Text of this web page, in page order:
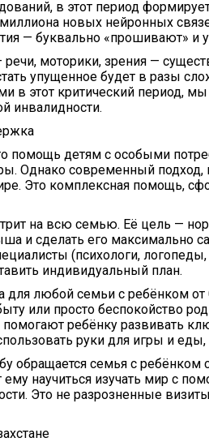
сфера
в этот период
новых нейронных
— буквально «прошивают» и
моторики, зрения —
упущенное будет в разы
в этот критический период,
инвалидности.
помощь детям с особыми
Однако современный подход,
Это комплексная помощь,
на всю семью. Её цель —
и сделать его максимально
(психологи,
индивидуальный план.
любой семьи с ребёнком от
или просто беспокойство
ребёнку развивать
руки для игры и
обращается семья с
научиться изучать мир с
Это не разрозненные